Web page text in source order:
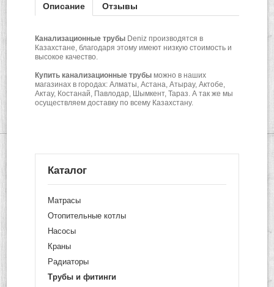
Описание Отзывы
Канализационные трубыDeniz производятся в
Казахстане, благодаря этому имеют низкую стоимость и
высокое качество.
Купить канализационные трубыможно в наших
магазинах в городах: Алматы, Астана, Атырау, Актобе,
Актау, Костанай, Павлодар, Шымкент, Тараз. А так же мы
осуществляем доставку по всему Казахстану.
Каталог
Матрасы
Отопительные котлы
Насосы
Краны
Радиаторы
Трубы и фитинги